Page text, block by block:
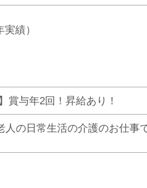
績）
賞与年2回！昇給あり！
の日常生活の介護のお仕事で